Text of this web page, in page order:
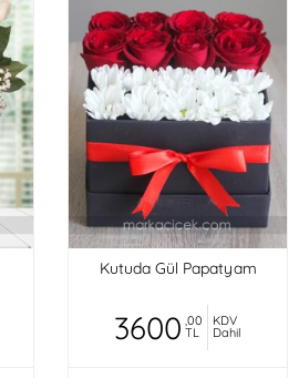
Kutuda Gül Papatyam
3600 ,00
TL
KDV
Dahil